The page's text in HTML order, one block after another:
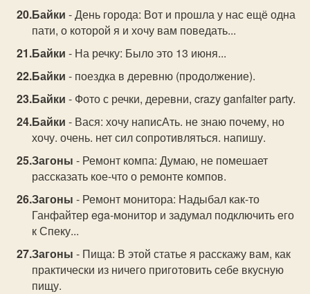
Байки - День города: Вот и прошла у нас ещё одна
пати, о которой я и хочу вам поведать...
Байки - На речку: Было это 13 июня...
Байки - поездка в деревню (продолжение).
Байки - Фото с речки, деревни, crazy ganfaiter party.
Байки - Вася: хочу написАть. не знаю почему, но
хочу. очень. нет сил сопротивляться. напишу.
Загоны - Ремонт компа: Думаю, не помешает
рассказать кое-что о ремонте компов.
Загоны - Ремонт монитора: Надыбал как-то
Ганфайтер ega-монитор и задумал подключить его
к Спеку...
Загоны - Пища: В этой статье я расскажу вам, как
практически из ничего приготовить себе вкусную
пищу.